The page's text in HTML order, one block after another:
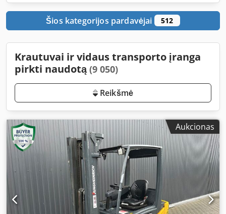
Šios kategorijos pardavėjai 512
Krautuvai ir vidaus transporto įranga
pirkti naudotą(9 050)
Reikšmė
Aukcionas